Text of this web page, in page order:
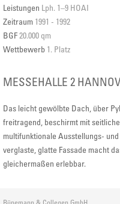
Leistungen Lph. 1–9 HOAI
Zeitraum 1991 - 1992
BGF20.000 qm
Wettbewerb 1. Platz
MESSEHALLE 2
Das leicht gewölbte Dach, über
freitragend, beschirmt mit
multifunktionale Ausstellungs-
verglaste, glatte Fassade macht
gleichermaßen erlebbar.